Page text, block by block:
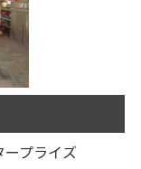
プライズ